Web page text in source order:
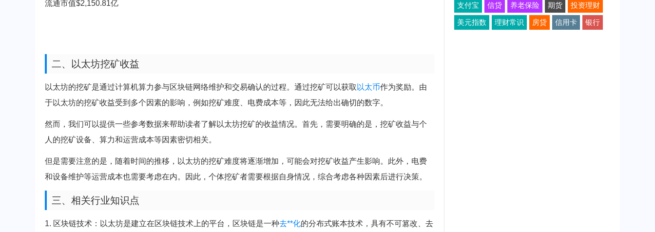
流通市值$2,150.81亿
二、以太坊挖矿收益
以太坊的挖矿是通过计算机算力参与区块链网络维护和交易确认的过程。通过挖矿可以获取 以太币作为奖励。由
于以太坊的挖矿收益受到多个因素的影响，例如挖矿难度、电费成本等，因此无法给出确切的数字。
然而，我们可以提供一些参考数据来帮助读者了解以太坊挖矿的收益情况。首先，需要明确的是，挖矿收益与个
人的挖矿设备、算力和运营成本等因素密切相关。
但是需要注意的是，随着时间的推移，以太坊的挖矿难度将逐渐增加，可能会对挖矿收益产生影响。此外，电费
和设备维护等运营成本也需要考虑在内。因此，个体挖矿者需要根据自身情况，综合考虑各种因素后进行决策。
三、相关行业知识点
1. 区块链技术：以太坊是建立在区块链技术上的平台，区块链是一种去**化的分布式账本技术，具有不可篡改、去
支付宝 信贷 养老保险 期货 投资理财
美元指数 理财常识 房贷 信用卡 银行